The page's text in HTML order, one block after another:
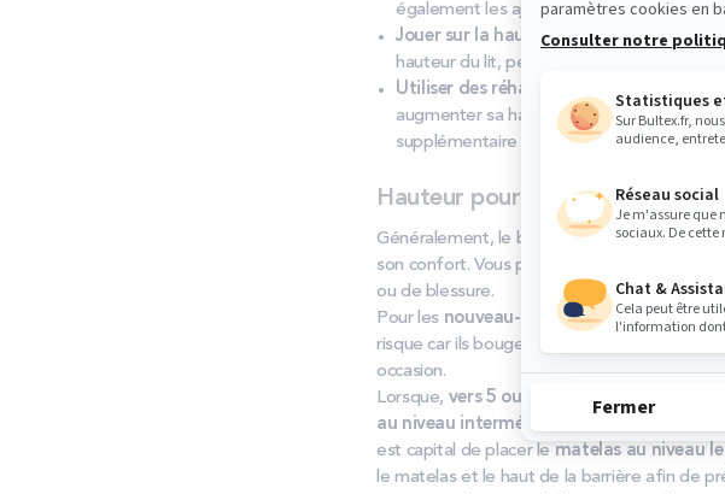
également les ajouter ou les retirer pour
Jouer sur la hauteur du matelas: Un
hauteur du lit, pensez-y ;
Utiliser des réhausseurs de lit
: Pour les
augmenter sa hauteur de façon
supplémentaire en dessous du lit.
Hauteur pour un lit de bébé
Généralement, le berceau vous permet de
son confort. Vous pouvez ainsi ajuster la
ou de blessure.
Pour les nouveau-nés de moins de 5 mois,
risque car ils bougent très peu, et cela
occasion.
Lorsque, vers 5 ou 6 mois , bébé
au niveau intermédiaire
est capital de placer le matelas au niveau
le matelas et le haut de la barrière afin de